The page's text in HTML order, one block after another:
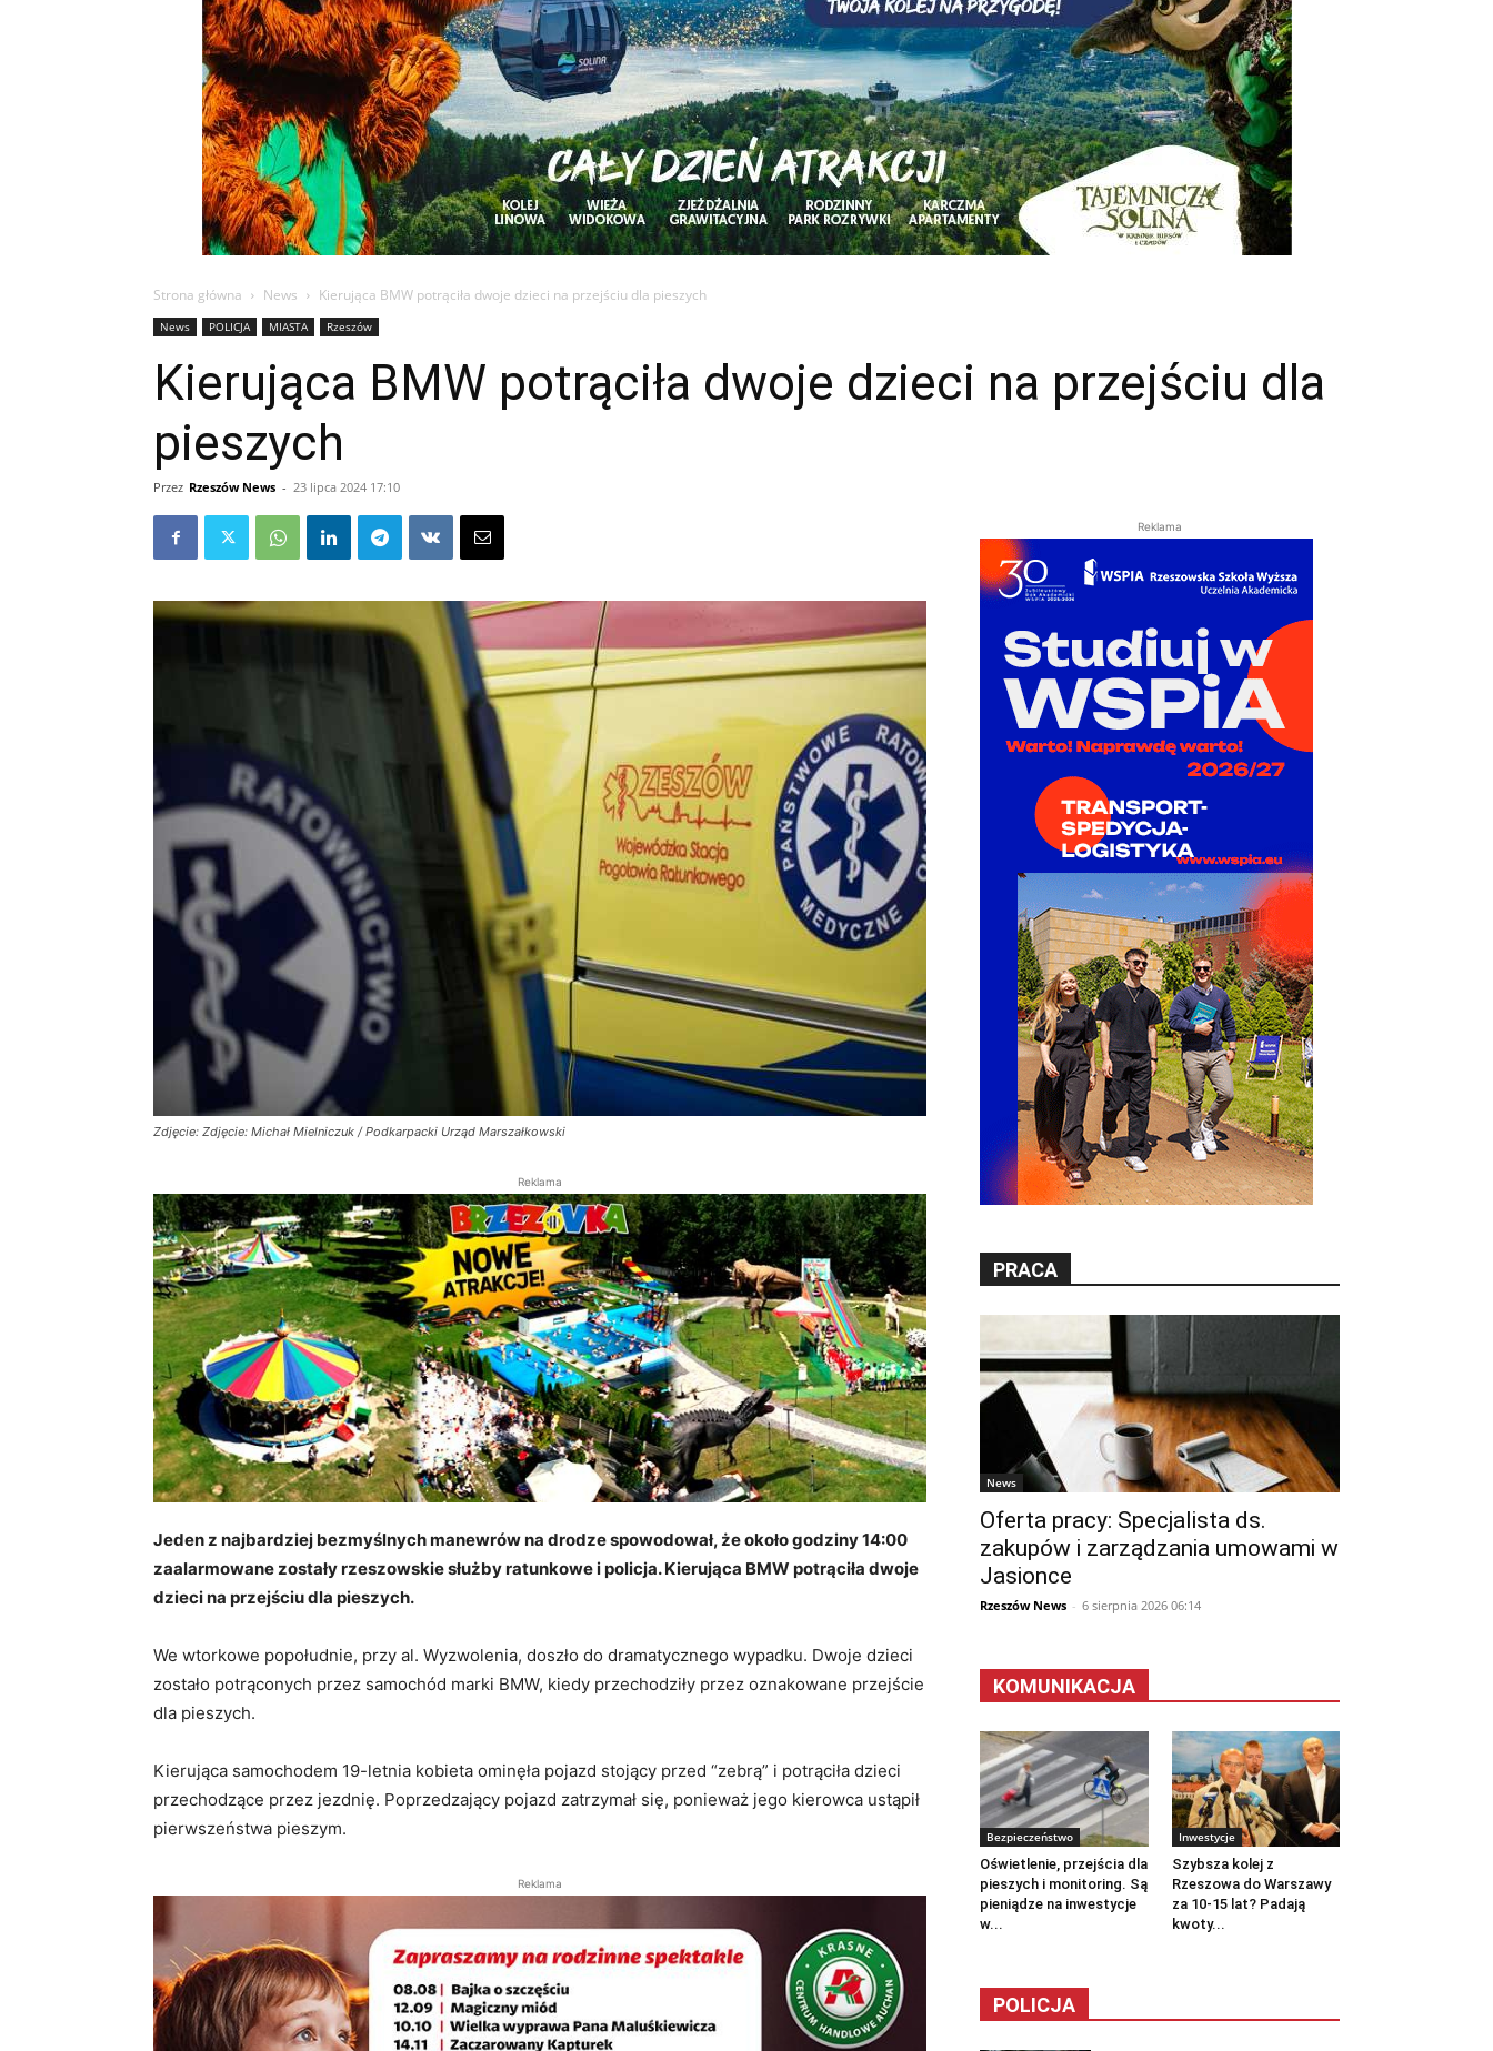
Strona główna News Kierująca BMW potrąciła dwoje dzieci na przejściu dla pieszych
News POLICJA MIASTA Rzeszów
Kierująca BMW potrąciła dwoje dzieci na przejściu dla
pieszych
Przez Rzeszów News - 23 lipca 2024 17:10
Zdjęcie: Zdjęcie: Michał Mielniczuk / Podkarpacki Urząd Marszałkowski
Reklama
Jeden z najbardziej bezmyślnych manewrów na drodze spowodował, że około godziny 14:00
zaalarmowane zostały rzeszowskie służby ratunkowe i policja. Kierująca BMW potrąciła dwoje
dzieci na przejściu dla pieszych.
We wtorkowe popołudnie, przy al. Wyzwolenia, doszło do dramatycznego wypadku. Dwoje dzieci
zostało potrąconych przez samochód marki BMW, kiedy przechodziły przez oznakowane przejście
dla pieszych.
Kierująca samochodem 19-letnia kobieta ominęła pojazd stojący przed “zebrą” i potrąciła dzieci
przechodzące przez jezdnię. Poprzedzający pojazd zatrzymał się, ponieważ jego kierowca ustąpił
pierwszeństwa pieszym.
Reklama
Reklama
PRACA
News
Oferta pracy: Specjalista ds.
zakupów i zarządzania umowami w
Jasionce
Rzeszów News - 6 sierpnia 2026 06:14
KOMUNIKACJA
Bezpieczeństwo
Oświetlenie, przejścia dla
pieszych i monitoring. Są
pieniądze na inwestycje
w...
Inwestycje
Szybsza kolej z
Rzeszowa do Warszawy
za 10-15 lat? Padają
kwoty...
POLICJA